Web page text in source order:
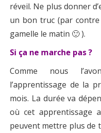
réveil. Ne plus donner
un bon truc (par
gamelle le matin 🙂 ).
Si ça ne marche pas ?
Comme nous
l’apprentissage de la
mois. La durée va
où cet apprentissage
peuvent mettre plus de